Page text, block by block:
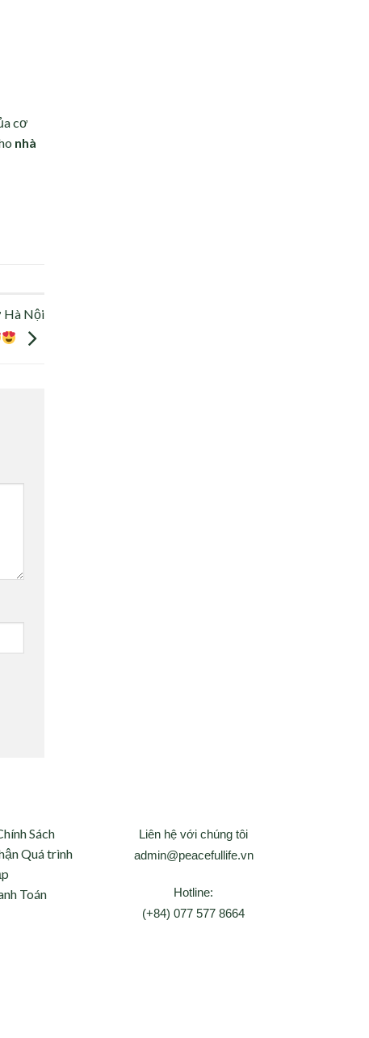
cơ
nhà
Hà Nội
Sách
Quá trình
Toán
Liên hệ với chúng tôi
admin@peacefullife.vn
Hotline:
(+84) 077 577 8664